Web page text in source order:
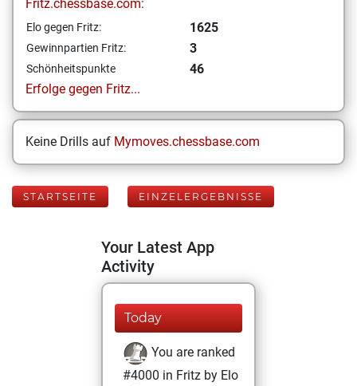
Fritz.chessbase.com:
Elo gegen Fritz: 1625
Gewinnpartien Fritz: 3
Schönheitspunkte
46
Erfolge gegen Fritz...
Keine Drills auf Mymoves.chessbase.com
STARTSEITE EINZELERGEBNISSE
Your Latest App
Activity
Today
You are ranked
#4000 in Fritz by Elo